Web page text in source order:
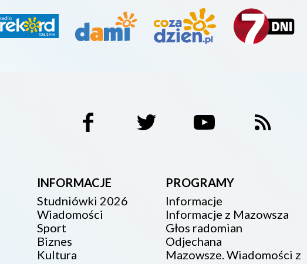
INFORMACJE
Studniówki 2026
Wiadomości
Sport
Biznes
Kultura
PROGRAMY
Informacje
Informacje z Mazowsza
Głos radomian
Odjechana
Mazowsze. Wiadomości z